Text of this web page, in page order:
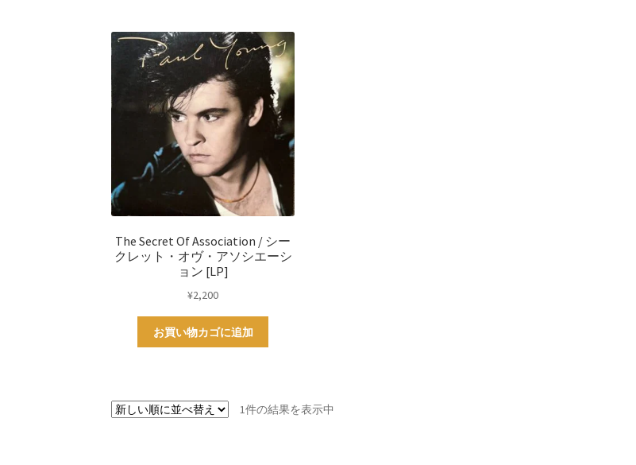
The Secret Of Association / シー
クレット・オヴ・アソシエーシ
ョン [LP]
¥2,200
お買い物カゴに追加
1件の結果を表示中